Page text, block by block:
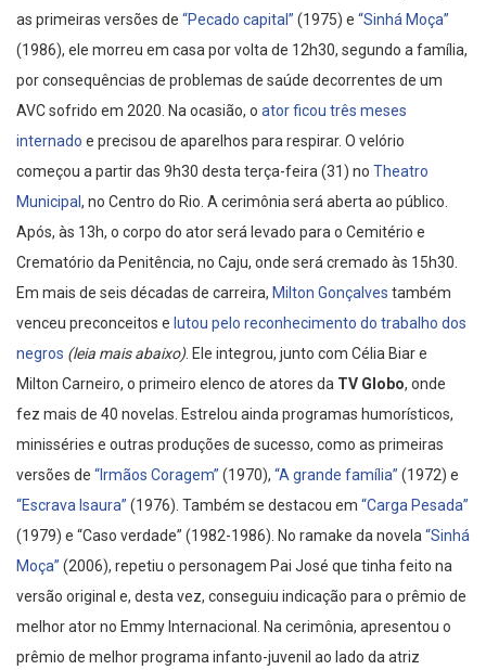
as primeiras versões de “Pecado capital” (1975) e “Sinhá Moça”
(1986), ele morreu em casa por volta de 12h30, segundo a família,
por consequências de problemas de saúde decorrentes de um
AVC sofrido em 2020. Na ocasião, o ator ficou três meses
internado e precisou de aparelhos para respirar. O velório
começou a partir das 9h30 desta terça-feira (31) no Theatro
Municipal , no Centro do Rio. A cerimônia será aberta ao público.
Após, às 13h, o corpo do ator será levado para o Cemitério e
Crematório da Penitência, no Caju, onde será cremado às 15h30.
Em mais de seis décadas de carreira, Milton Gonçalves também
venceu preconceitos e lutou pelo reconhecimento do trabalho dos
negros (leia mais abaixo). Ele integrou, junto com Célia Biar e
Milton Carneiro, o primeiro elenco de atores da TV Globo, onde
fez mais de 40 novelas. Estrelou ainda programas humorísticos,
minisséries e outras produções de sucesso, como as primeiras
versões de “Irmãos Coragem” (1970), “A grande família” (1972) e
“Escrava Isaura” (1976). Também se destacou em “Carga Pesada”
(1979) e “Caso verdade” (1982-1986). No ramake da novela “Sinhá
Moça” (2006), repetiu o personagem Pai José que tinha feito na
versão original e, desta vez, conseguiu indicação para o prêmio de
melhor ator no Emmy Internacional. Na cerimônia, apresentou o
prêmio de melhor programa infanto-juvenil ao lado da atriz